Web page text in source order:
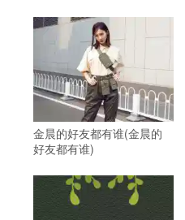
金晨的好友都有谁(金晨的
好友都有谁)